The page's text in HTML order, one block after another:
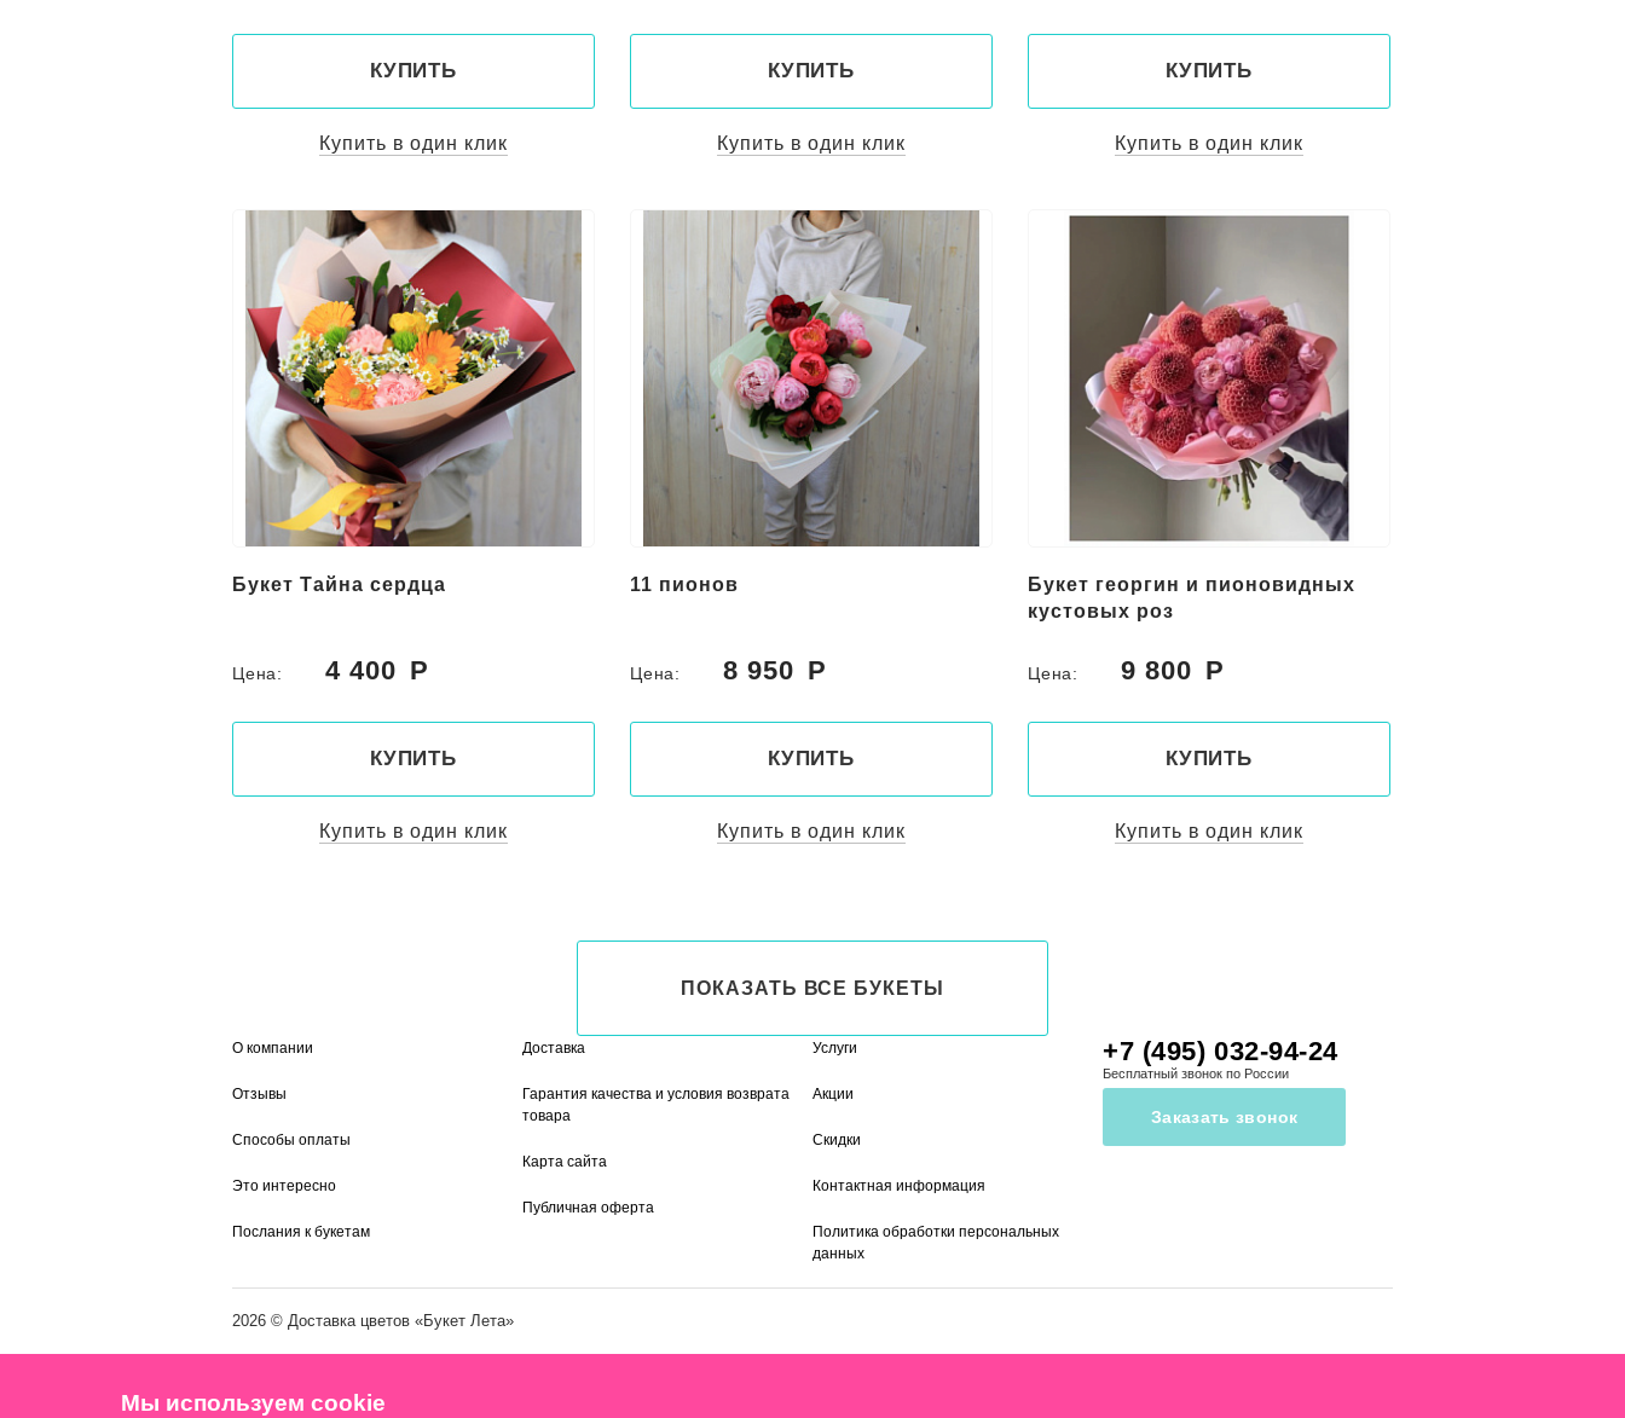
КУПИТЬ
Купить в один клик
КУПИТЬ
Купить в один клик
КУПИТЬ
Купить в один клик
Букет Тайна сердца
Цена: 4 400
КУПИТЬ
Купить в один клик
11 пионов
Цена: 8 950
КУПИТЬ
Купить в один клик
Букет георгин и пионовидных
кустовых роз
Цена: 9 800
КУПИТЬ
Купить в один клик
ПОКАЗАТЬ ВСЕ БУКЕТЫ
О компании
Отзывы
Способы оплаты
Это интересно
Послания к букетам
Доставка
Гарантия качества и условия возврата
товара
Карта сайта
Публичная оферта
Услуги
Акции
Скидки
Контактная информация
Политика обработки персональных
данных
+7 (495) 032-94-24
Бесплатный звонок по России
Заказать звонок
2026 © Доставка цветов «Букет Лета»
Мы используем cookie